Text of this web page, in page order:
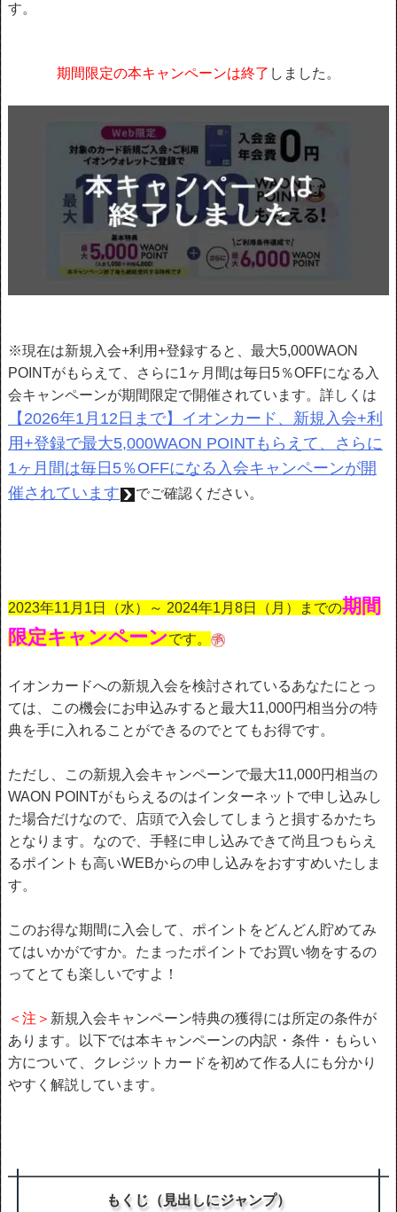
す。
期間限定の本キャンペーンは終了 しました。
※現在は新規入会+利用+登録すると、最大5,000WAON
POINTがもらえて、さらに1ヶ月間は毎日5％OFFになる入
会キャンペーンが期間限定で開催されています。詳しくは
【2026年1月12日まで】イオンカード、新規入会+利
用+登録で最大5,000WAON POINTもらえて、さらに
1ヶ月間は毎日5％OFFになる入会キャンペーンが開
催されています
でご確認ください。
2023年11月1日（水）～ 2024年1月8日（月）までの期間
限定キャンペーンです。
イオンカードへの新規入会を検討されているあなたにとっ
ては、この機会にお申込みすると最大11,000円相当分の特
典を手に入れることができるのでとてもお得です。
ただし、この新規入会キャンペーンで最大11,000円相当の
WAON POINTがもらえるのはインターネットで申し込みし
た場合だけなので、店頭で入会してしまうと損するかたち
となります。なので、手軽に申し込みできて尚且つもらえ
るポイントも高いWEBからの申し込みをおすすめいたしま
す。
このお得な期間に入会して、ポイントをどんどん貯めてみ
てはいかがですか。たまったポイントでお買い物をするの
ってとても楽しいですよ！
＜注＞ 新規入会キャンペーン特典の獲得には所定の条件が
あります。以下では本キャンペーンの内訳・条件・もらい
方について、クレジットカードを初めて作る人にも分かり
やすく解説しています。
もくじ（見出しにジャンプ）